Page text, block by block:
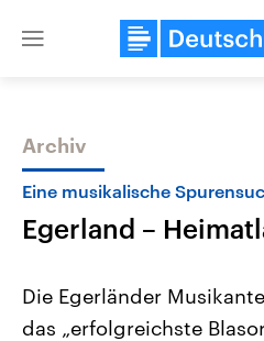
Close
Themen
Archiv
Eine musikalische
Egerland –
Die Egerländer
das „erfolgreichste